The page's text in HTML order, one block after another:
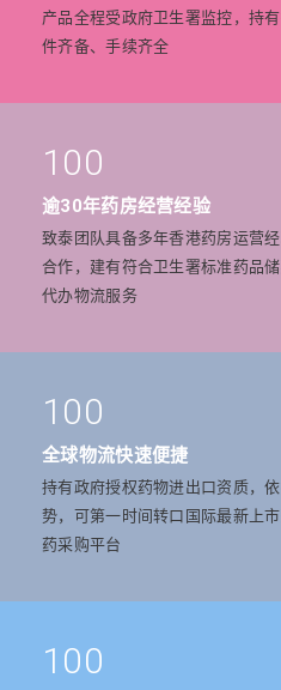
产品全程受政府卫生署监控，持
件齐备、手续齐全
100
逾30年药房经营经验
致泰团队具备多年香港药房运营
合作，建有符合卫生署标准药品
代办物流服务
100
全球物流快速便捷
持有政府授权药物进出口资质，
势，可第一时间转口国际最新上
药采购平台
100